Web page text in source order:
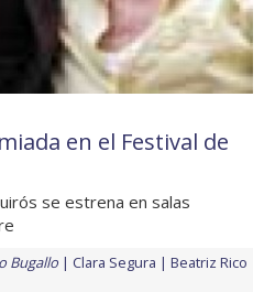
en el Festival de
se estrena en salas
Bugallo Clara Segura
Beatriz Rico